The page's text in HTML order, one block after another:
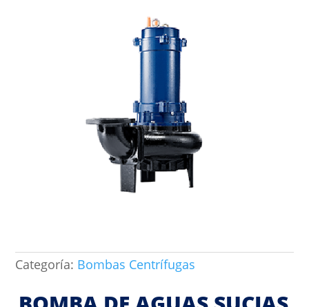
Categoría: Bombas Centrífugas